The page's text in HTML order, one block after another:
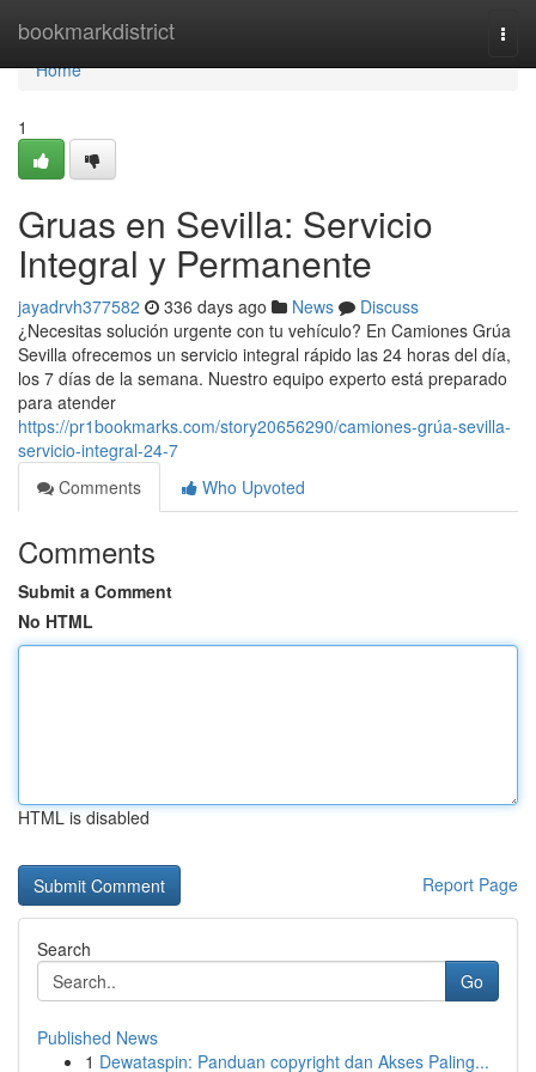
bookmarkdistrict
Home
Home
1
Gruas en Sevilla: Servicio
Integral y Permanente
jayadrvh377582 336 days ago News
Discuss
¿Necesitas solución urgente con tu vehículo? En Camiones Grúa
Sevilla ofrecemos un servicio integral rápido las 24 horas del día,
los 7 días de la semana. Nuestro equipo experto está preparado
para atender
https://pr1bookmarks.com/story20656290/camiones-grúa-sevilla-
servicio-integral-24-7
Comments
Who Upvoted
Comments
Submit a Comment
No HTML
HTML is disabled
Report Page
Search
Go
Published News
1 Dewataspin: Panduan copyright dan Akses Paling...